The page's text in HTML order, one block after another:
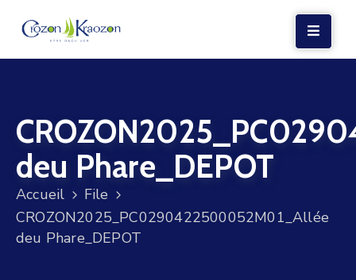
VIE
LOCALE
VIE
SOCIALE
TERRE
deu Phare_DEPOT
Accueil
File
CROZON2025_PC0290422500052M01_Allée
deu Phare_DEPOT